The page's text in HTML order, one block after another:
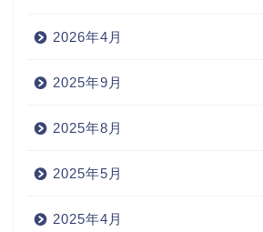
2026年4月
2025年9月
2025年8月
2025年5月
2025年4月